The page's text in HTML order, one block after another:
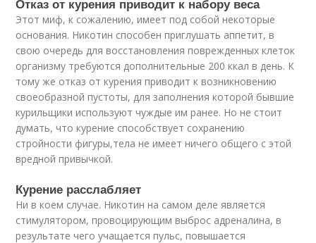
Отказ от курения приводит к набору веса
Этот миф, к сожалению, имеет под собой некоторые
основания. Никотин способен приглушать аппетит, в
свою очередь для восстановления поврежденных клеток
организму требуются дополнительные 200 ккал в день. К
тому же отказ от курения приводит к возникновению
своеобразной пустоты, для заполнения которой бывшие
курильщики используют чуждые им ранее. Но не стоит
думать, что курение способствует сохранению
стройности фигуры,тела не имеет ничего общего с этой
вредной привычкой.
Курение расслабляет
Ни в коем случае. Никотин на самом деле является
стимулятором, провоцирующим выброс адреналина, в
результате чего учащается пульс, повышается